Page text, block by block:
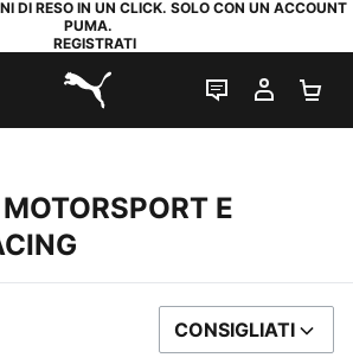
DI RESO IN UN CLICK. SOLO CON UN ACCOUNT
PUMA.
REGISTRATI
PUMA.com
CHAT IL MIO
E
ORDINA PER
CONSIGLIATI